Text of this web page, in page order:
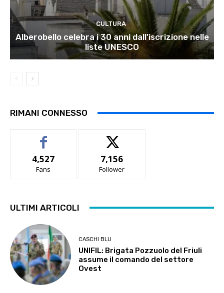
CULTURA
Alberobello celebra i 30 anni dall’iscrizione nelle
liste UNESCO
RIMANI CONNESSO
4,527
Fans
7,156
Follower
ULTIMI ARTICOLI
CASCHI BLU
UNIFIL: Brigata Pozzuolo del Friuli
assume il comando del settore
Ovest